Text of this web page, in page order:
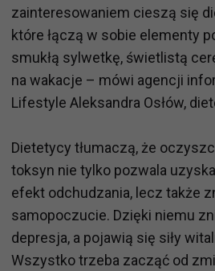
zainteresowaniem cieszą się
które łączą w sobie elementy
smukłą sylwetkę, świetlistą
na wakacje – mówi agencji
Lifestyle Aleksandra Osłów,
Dietetycy tłumaczą, że
toksyn nie tylko pozwala
efekt odchudzania, lecz także
samopoczucie. Dzięki niemu
depresja, a pojawią się siły
Wszystko trzeba zacząć od